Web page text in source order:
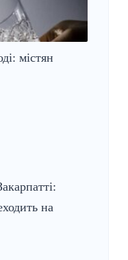
містян
на